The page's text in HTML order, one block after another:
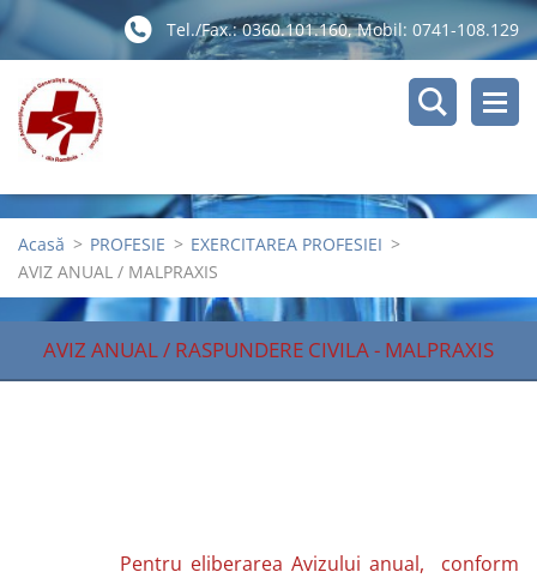
Tel./Fax.: 0360.101.160, Mobil: 0741-108.129
Acasă > PROFESIE > EXERCITAREA PROFESIEI >
AVIZ ANUAL / MALPRAXIS
AVIZ ANUAL / RASPUNDERE CIVILA - MALPRAXIS
Pentru eliberarea Avizului anual, conform